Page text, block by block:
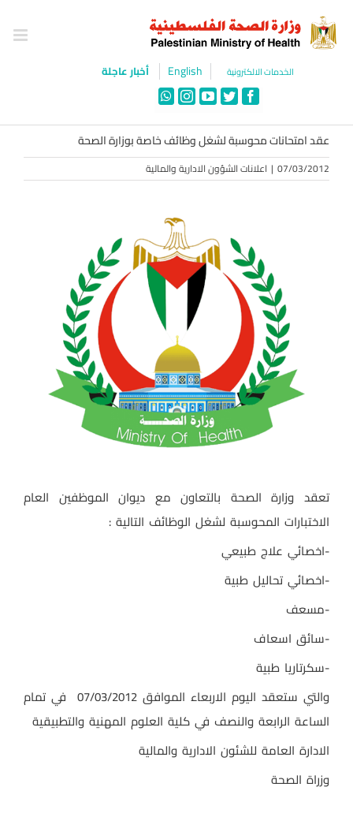
content
الخدمات الالكترونية English أخبار عاجلة
Facebook
Twitter
YouTube
Instagram
WhatsApp
عقد امتحانات محوسبة لشغل وظائف خاصة بوزارة الصحة
07/03/2012
| اعلانات الشؤون الادارية والمالية
تعقد وزارة الصحة بالتعاون مع ديوان الموظفين العام
الاختبارات المحوسبة لشغل الوظائف التالية :
-اخصائي علاج طبيعي
-اخصائي تحاليل طبية
-مسعف
-سائق اسعاف
-سكرتاريا طبية
والتي ستعقد اليوم الاربعاء الموافق 07/03/2012 في تمام
الساعة الرابعة والنصف في كلية العلوم المهنية والتطبيقية
الادارة العامة للشئون الادارية والمالية
وزراة الصحة